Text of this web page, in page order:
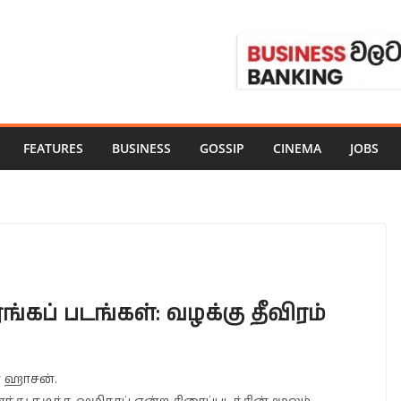
FEATURES BUSINESS GOSSIP CINEMA JOBS
படங்கள்: வழக்கு தீவிரம்
ஹாசன்.